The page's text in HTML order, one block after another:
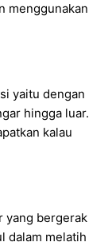
menggunakan
yaitu dengan
hingga luar.
kalau
yang bergerak
dalam melatih